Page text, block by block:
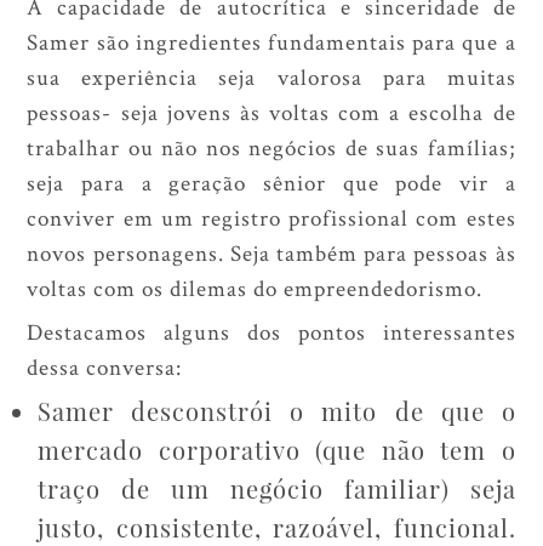
Samer são ingredientes fundamentais para que a
sua experiência seja valorosa para muitas
pessoas- seja jovens às voltas com a escolha de
trabalhar ou não nos negócios de suas famílias;
seja para a geração sênior que pode vir a
conviver em um registro profissional com estes
novos personagens. Seja também para pessoas às
voltas com os dilemas do empreendedorismo.
Destacamos alguns dos pontos interessantes
dessa conversa:
Samer desconstrói o mito de que o
mercado corporativo (que não tem o
traço de um negócio familiar) seja
justo, consistente, razoável, funcional.